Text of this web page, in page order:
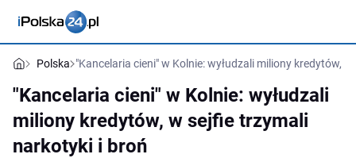
Polska "Kancelaria cieni" w Kolnie: wyłudzali miliony kredytów,
"Kancelaria cieni" w Kolnie: wyłudzali
miliony kredytów, w sejfie trzymali
narkotyki i broń